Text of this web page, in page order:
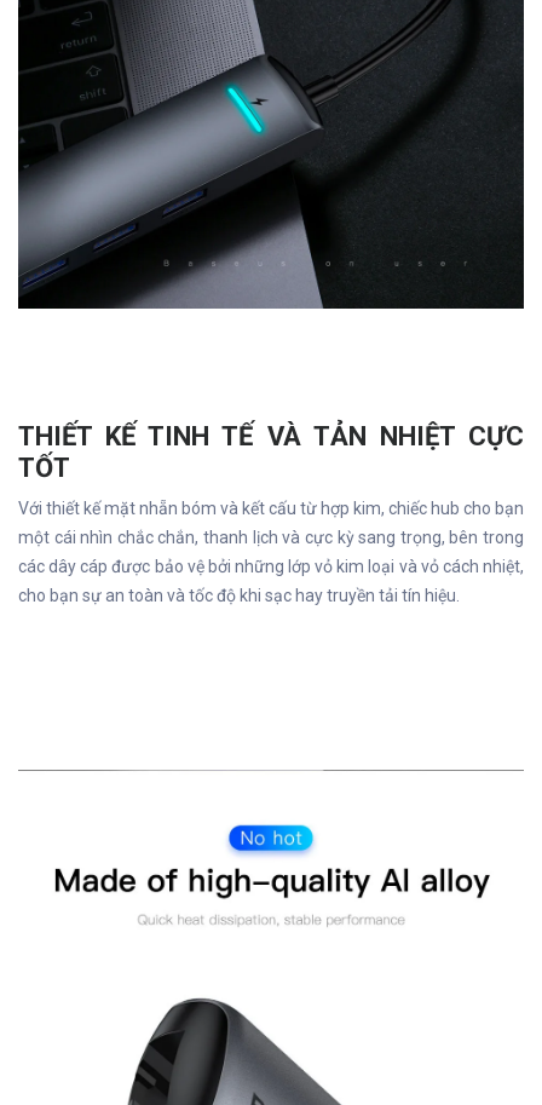
THIẾT KẾ TINH TẾ VÀ TẢN NHIỆT CỰC
TỐT
Với thiết kế mặt nhẵn bóm và kết cấu từ hợp kim, chiếc hub cho bạn
một cái nhìn chắc chắn, thanh lịch và cực kỳ sang trọng, bên trong
các dây cáp được bảo vệ bởi những lớp vỏ kim loại và vỏ cách nhiệt,
cho bạn sự an toàn và tốc độ khi sạc hay truyền tải tín hiệu.